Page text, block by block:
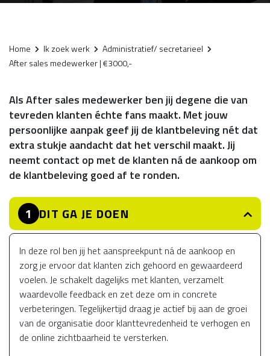
Home Ik zoek werk
Administratief/ secretarieel
After sales medewerker | €3000,-
Als After sales medewerker ben jij degene die van
tevreden klanten échte fans maakt. Met jouw
persoonlijke aanpak geef jij de klantbeleving nét dat
extra stukje aandacht dat het verschil maakt. Jij
neemt contact op met de klanten ná de aankoop om
de klantbeleving goed af te ronden.
1 DIT GA JE DOEN
In deze rol ben jij het aanspreekpunt ná de aankoop en
zorg je ervoor dat klanten zich gehoord en gewaardeerd
voelen. Je schakelt dagelijks met klanten, verzamelt
waardevolle feedback en zet deze om in concrete
verbeteringen. Tegelijkertijd draag je actief bij aan de groei
van de organisatie door klanttevredenheid te verhogen en
de online zichtbaarheid te versterken.